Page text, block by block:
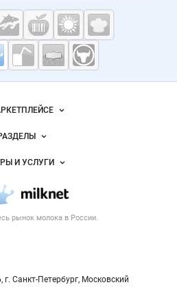
проекты
контакты
рынок молокав России.
Санкт-Петербург, Московский
Milknet.ru
рекламы
оферта
информация
персональных данных
Объявления
рынка
И УСЛУГИ
продукция
сырье